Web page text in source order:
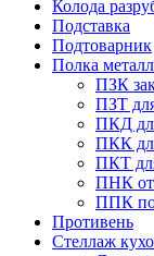
Колода
Подставка
Подтоварник
Полка
ПЗК
ПЗТ
ПКД
ПКК
ПКТ
ПНК
ППК
Противень
Стеллаж